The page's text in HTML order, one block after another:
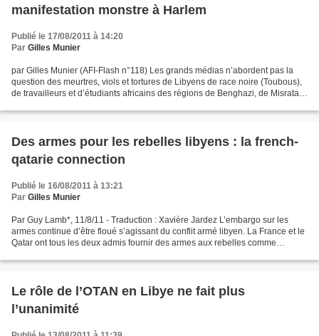
manifestation monstre à Harlem
Publié le 17/08/2011 à 14:20
Par Gilles Munier
par Gilles Munier (AFI-Flash n°118) Les grands médias n’abordent pas la
question des meurtres, viols et tortures de Libyens de race noire (Toubous),
de travailleurs et d’étudiants africains des régions de Benghazi, de Misrata
Des armes pour les rebelles libyens : la french-
qatarie connection
Publié le 16/08/2011 à 13:21
Par Gilles Munier
Par Guy Lamb*, 11/8/11 - Traduction : Xavière Jardez L’embargo sur les
armes continue d’être floué s’agissant du conflit armé libyen. La France et le
Qatar ont tous les deux admis fournir des armes aux rebelles comme
Le rôle de l’OTAN en Libye ne fait plus
l’unanimité